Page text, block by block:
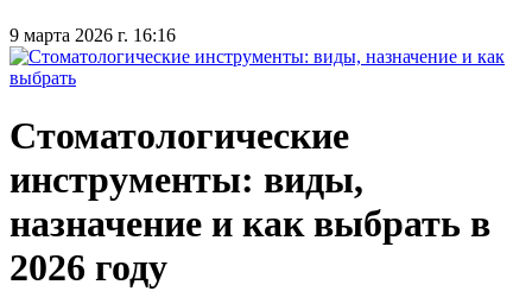
9 марта 2026 г. 16:16
Стоматологические
инструменты: виды,
назначение и как выбрать в
2026 году